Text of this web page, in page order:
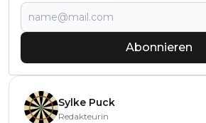
Abonnieren
Sylke Puck
Redakteurin